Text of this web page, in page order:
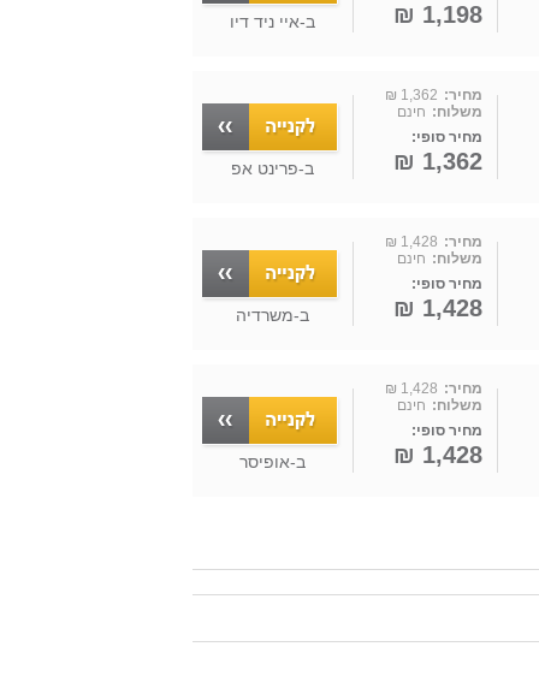
1,198 ₪ ב-איי ניד דיו
מחיר: 1,362 ₪
משלוח: חינם
מחיר סופי:
1,362 ₪ ב-פרינט אפ
מחיר: 1,428 ₪
משלוח: חינם
מחיר סופי:
1,428 ₪ ב-משרדיה
מחיר: 1,428 ₪
משלוח: חינם
מחיר סופי:
1,428 ₪ ב-אופיסר